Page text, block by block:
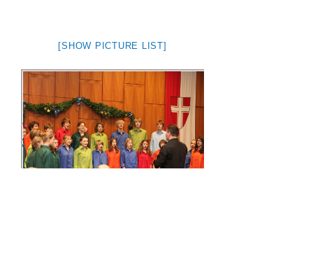
[SHOW PICTURE LIST]
Tournee Mikulov/Seewiesen, Dez
2011